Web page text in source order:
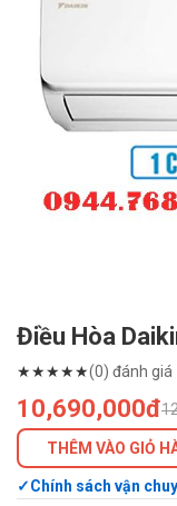
Điều Hòa
★★★★★(0) đánh giá
10,690,000đ
THÊM VÀO GIỎ
Chính sách vận